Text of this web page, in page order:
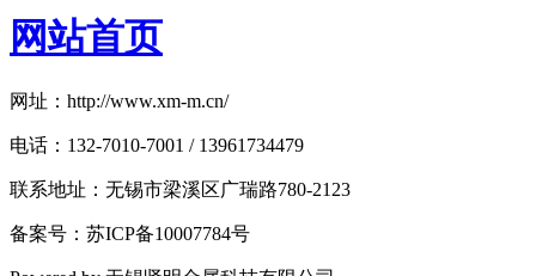
网站首页
网址：http://www.xm-m.cn/
电话：132-7010-7001 / 13961734479
联系地址：无锡市梁溪区广瑞路780-2123
备案号：苏ICP备10007784号